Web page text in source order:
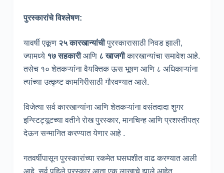
पुरस्कारांचे विश्लेषण:
यावर्षी एकूण २५ कारखान्यांचीपुरस्कारासाठी निवड झाली,
ज्यामध्ये १७ सहकारीआणि ८ खाजगीकारखान्यांचा समावेश आहे.
तसेच १० शेतकऱ्यांना वैयक्तिक ऊस भूषण आणि ८ अधिकाऱ्यांना
त्यांच्या उत्कृष्ट कामगिरीसाठी गौरवण्यात आले.
विजेत्या सर्व कारखान्यांना आणि शेतकऱ्यांना वसंतदादा शुगर
इन्स्टिट्यूटच्या वतीने रोख पुरस्कार, मानचिन्ह आणि प्रशस्तीपत्र
देऊन सन्मानित करण्यात येणार आहे .
गतवर्षीपासून पुरस्कारांच्या रकमेत घसघशीत वाढ करण्यात आली
आहे. सर्व पहिले पुरस्कार आता एक लाखाचे झाले आहेत.